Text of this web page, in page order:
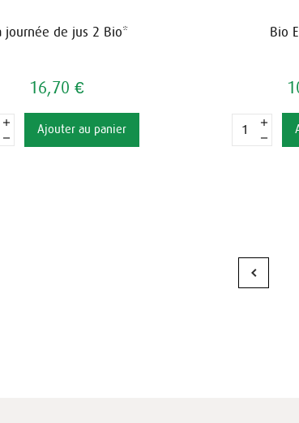
journée de jus 2 Bio*
16,70 €
Ajouter au panier
Bio